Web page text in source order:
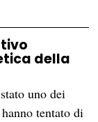
della
uno dei
tentato di